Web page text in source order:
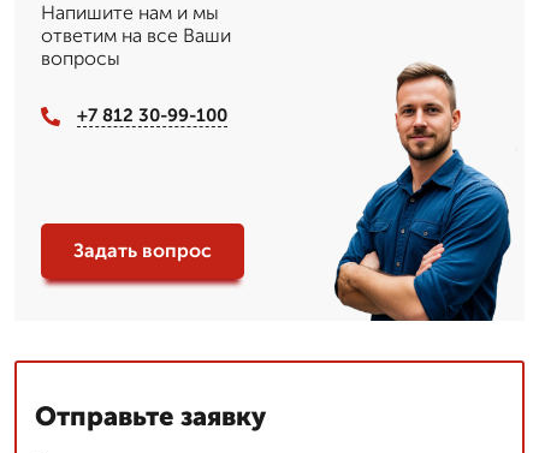
Напишите нам и мы
ответим на все Ваши
вопросы
+7 812 30-99-100
Задать вопрос
Отправьте заявку